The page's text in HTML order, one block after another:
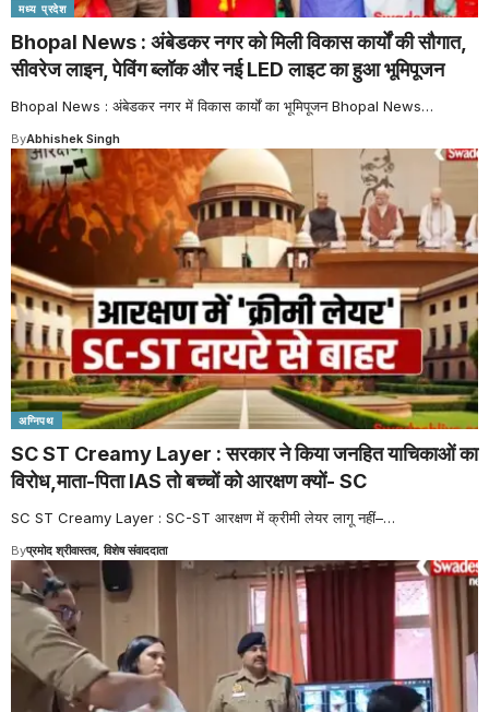
मध्य प्रदेश
Bhopal News : अंबेडकर नगर को मिली विकास कार्यों की सौगात,
सीवरेज लाइन, पेविंग ब्लॉक और नई LED लाइट का हुआ भूमिपूजन
Bhopal News : अंबेडकर नगर में विकास कार्यों का भूमिपूजन Bhopal News…
ByAbhishek Singh
अग्निपथ
SC ST Creamy Layer : सरकार ने किया जनहित याचिकाओं का
विरोध,माता-पिता IAS तो बच्चों को आरक्षण क्यों- SC
SC ST Creamy Layer : SC-ST आरक्षण में क्रीमी लेयर लागू नहीं–…
Byप्रमोद श्रीवास्तव, विशेष संवाददाता